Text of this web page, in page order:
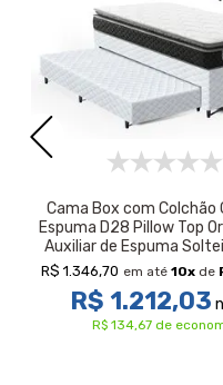
Cama Box com Colchão
Espuma D28 Pillow Top
Auxiliar de Espuma
R$ 1.346,70 em até 10xde
R$ 1.212,03
R$ 134,67 de